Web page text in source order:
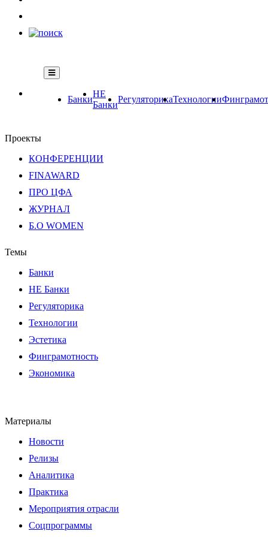
Банки
НЕ
Банки
РегуляторикаТехнологии
Проекты
КОНФЕРЕНЦИИ
FINAWARD
ПРО ЦФА
ЖУРНАЛ
Б.О WOMEN
Темы
Банки
НЕ Банки
Регуляторика
Технологии
Эстетика
Финграмотность
Экономика
Материалы
Новости
Релизы
Аналитика
Практика
Мероприятия отрасли
Соцпрограммы